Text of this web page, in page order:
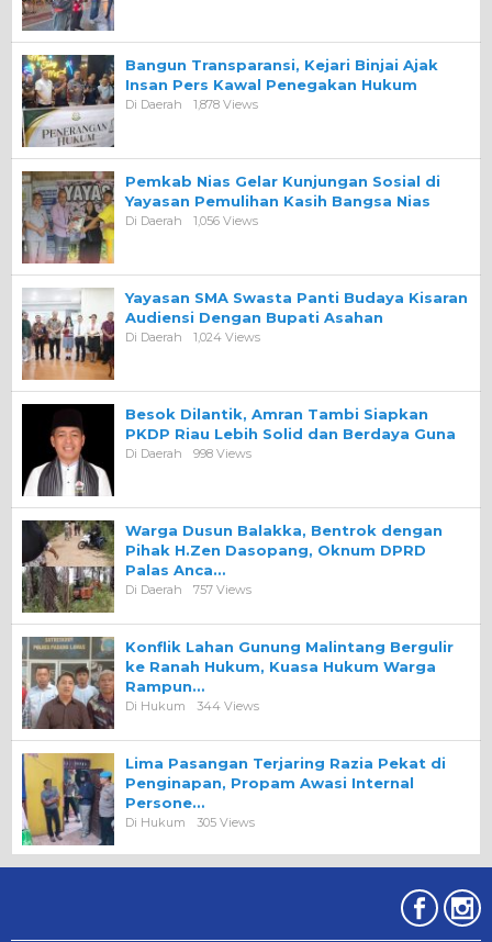
Bangun Transparansi, Kejari Binjai Ajak
Insan Pers Kawal Penegakan Hukum
Di Daerah 1,878 Views
Pemkab Nias Gelar Kunjungan Sosial di
Yayasan Pemulihan Kasih Bangsa Nias
Di Daerah 1,056 Views
Yayasan SMA Swasta Panti Budaya Kisaran
Audiensi Dengan Bupati Asahan
Di Daerah 1,024 Views
Besok Dilantik, Amran Tambi Siapkan
PKDP Riau Lebih Solid dan Berdaya Guna
Di Daerah 998 Views
Warga Dusun Balakka, Bentrok dengan
Pihak H.Zen Dasopang, Oknum DPRD
Palas Anca…
Di Daerah 757 Views
Konflik Lahan Gunung Malintang Bergulir
ke Ranah Hukum, Kuasa Hukum Warga
Rampun…
Di Hukum 344 Views
Lima Pasangan Terjaring Razia Pekat di
Penginapan, Propam Awasi Internal
Persone…
Di Hukum 305 Views